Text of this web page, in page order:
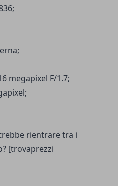
megapixel F/1.7;
rientrare tra i
[trovaprezzi